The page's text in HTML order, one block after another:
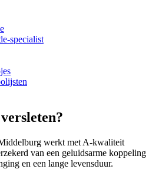
specialist
werkt met A-kwaliteit
van een geluidsarme koppeling
en een lange levensduur.